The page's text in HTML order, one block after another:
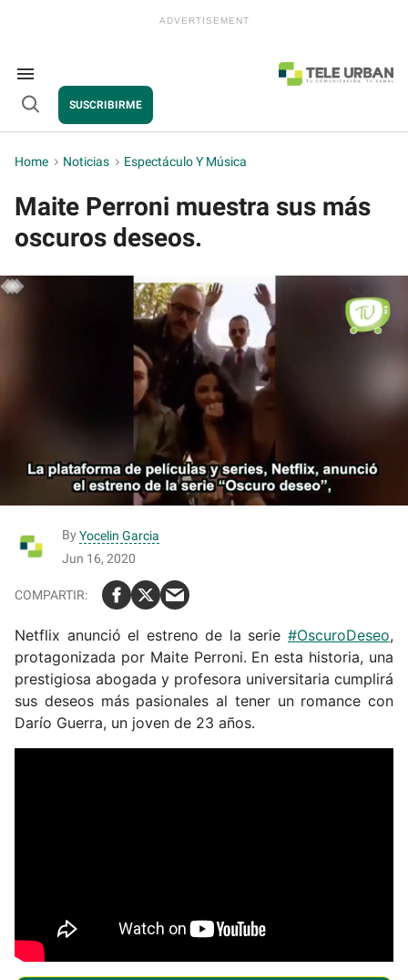
Search
&
Section
Navigation
Open
SUSCRIBIRME
Home > Noticias > Espectáculo Y Música
Maite Perroni muestra sus más
oscuros deseos.
By Yocelin Garcia
Jun 16, 2020
Netflix anunció el estreno de la serie #OscuroDeseo,
protagonizada por Maite Perroni. En esta historia, una
prestigiosa abogada y profesora universitaria cumplirá
sus deseos más pasionales al tener un romance con
Darío Guerra, un joven de 23 años.